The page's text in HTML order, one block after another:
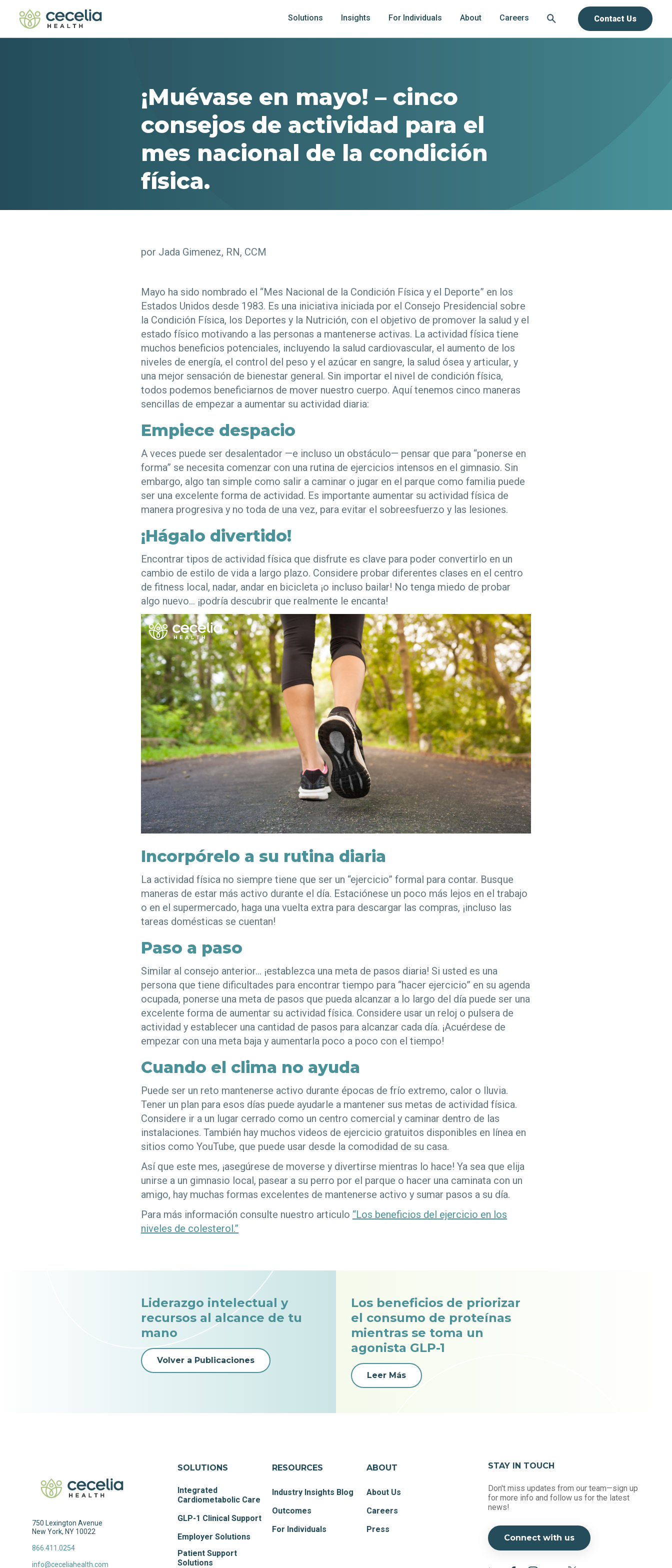
Solutions Insights For Individuals About Careers Contact Us
¡Muévase en mayo! – cinco
consejos de actividad para el
mes nacional de la condición
física.
por Jada Gimenez, RN, CCM
Mayo ha sido nombrado el “Mes Nacional de la Condición Física y el Deporte” en los
Estados Unidos desde 1983. Es una iniciativa iniciada por el Consejo Presidencial sobre
la Condición Física, los Deportes y la Nutrición, con el objetivo de promover la salud y el
estado físico motivando a las personas a mantenerse activas. La actividad física tiene
muchos beneficios potenciales, incluyendo la salud cardiovascular, el aumento de los
niveles de energía, el control del peso y el azúcar en sangre, la salud ósea y articular, y
una mejor sensación de bienestar general. Sin importar el nivel de condición física,
todos podemos beneficiarnos de mover nuestro cuerpo. Aquí tenemos cinco maneras
sencillas de empezar a aumentar su actividad diaria:
Empiece despacio
A veces puede ser desalentador —e incluso un obstáculo— pensar que para “ponerse en
forma” se necesita comenzar con una rutina de ejercicios intensos en el gimnasio. Sin
embargo, algo tan simple como salir a caminar o jugar en el parque como familia puede
ser una excelente forma de actividad. Es importante aumentar su actividad física de
manera progresiva y no toda de una vez, para evitar el sobreesfuerzo y las lesiones.
¡Hágalo divertido!
Encontrar tipos de actividad física que disfrute es clave para poder convertirlo en un
cambio de estilo de vida a largo plazo. Considere probar diferentes clases en el centro
de fitness local, nadar, andar en bicicleta ¡o incluso bailar! No tenga miedo de probar
algo nuevo… ¡podría descubrir que realmente le encanta!
Incorpórelo a su rutina diaria
La actividad física no siempre tiene que ser un “ejercicio” formal para contar. Busque
maneras de estar más activo durante el día. Estaciónese un poco más lejos en el trabajo
o en el supermercado, haga una vuelta extra para descargar las compras, ¡incluso las
tareas domésticas se cuentan!
Paso a paso
Similar al consejo anterior… ¡establezca una meta de pasos diaria! Si usted es una
persona que tiene dificultades para encontrar tiempo para “hacer ejercicio” en su agenda
ocupada, ponerse una meta de pasos que pueda alcanzar a lo largo del día puede ser una
excelente forma de aumentar su actividad física. Considere usar un reloj o pulsera de
actividad y establecer una cantidad de pasos para alcanzar cada día. ¡Acuérdese de
empezar con una meta baja y aumentarla poco a poco con el tiempo!
Cuando el clima no ayuda
Puede ser un reto mantenerse activo durante épocas de frío extremo, calor o lluvia.
Tener un plan para esos días puede ayudarle a mantener sus metas de actividad física.
Considere ir a un lugar cerrado como un centro comercial y caminar dentro de las
instalaciones. También hay muchos videos de ejercicio gratuitos disponibles en línea en
sitios como YouTube, que puede usar desde la comodidad de su casa.
Así que este mes, ¡asegúrese de moverse y divertirse mientras lo hace! Ya sea que elija
unirse a un gimnasio local, pasear a su perro por el parque o hacer una caminata con un
amigo, hay muchas formas excelentes de mantenerse activo y sumar pasos a su día.
Para más información consulte nuestro articulo “Los beneficios del ejercicio en los
niveles de colesterol.”
Liderazgo intelectual y
recursos al alcance de tu
mano
Volver a Publicaciones
Los beneficios de priorizar
el consumo de proteínas
mientras se toma un
agonista GLP-1
Leer Más
750 Lexington Avenue
New York, NY 10022
866.411.0254
info@ceceliahealth.com
SOLUTIONS
Integrated
Cardiometabolic Care
GLP-1 Clinical Support
Employer Solutions
Patient Support
Solutions
RESOURCES
Industry Insights Blog
Outcomes
For Individuals
ABOUT
About Us
Careers
Press
STAY IN TOUCH
Don't miss updates from our team—sign up
for more info and follow us for the latest
news!
Connect with us